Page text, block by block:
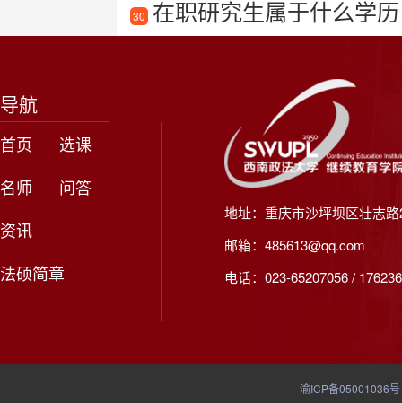
30 在职研究生属于什么学历
导航
首页
选课
名师
问答
资讯
法硕简章
地址：重庆市沙坪坝区壮志
邮箱：485613@qq.com
电话：023-65207056 /
渝ICP备05001036